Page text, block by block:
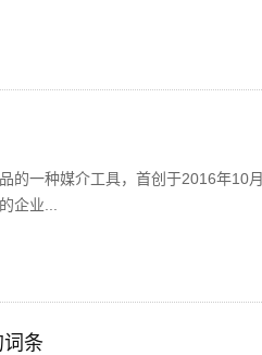
的一种媒介工具，首创于2016年10
企业...
条